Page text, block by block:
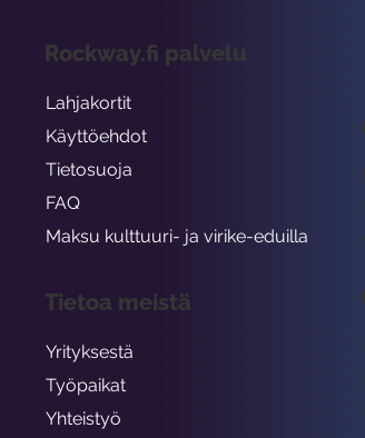
Rockway.fi palvelu
Lahjakortit
Käyttöehdot
Tietosuoja
FAQ
Maksu kulttuuri- ja virike-eduilla
Tietoa meistä
Yrityksestä
Työpaikat
Yhteistyö